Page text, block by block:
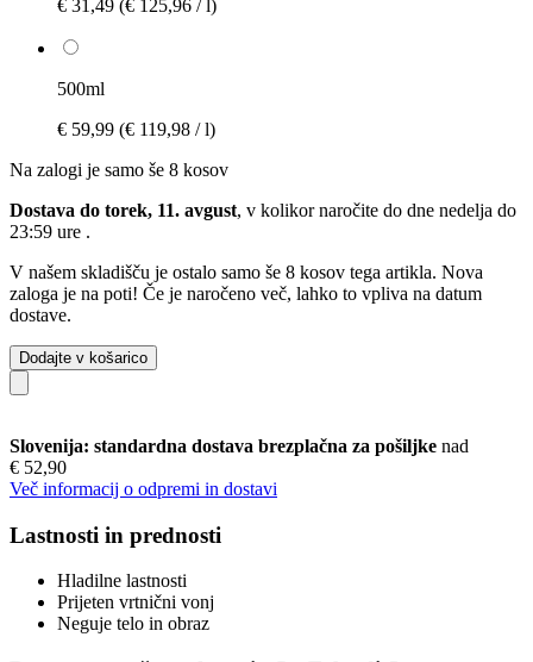
€ 31,49 (€ 125,96 / l)
500ml
€ 59,99 (€ 119,98 / l)
Na zalogi je samo še 8 kosov
Dostava do torek, 11. avgust, v kolikor naročite do dne nedelja do
23:59 ure .
V našem skladišču je ostalo samo še 8 kosov tega artikla. Nova
zaloga je na poti! Če je naročeno več, lahko to vpliva na datum
dostave.
Dodajte v košarico
Slovenija: standardna dostava brezplačna za pošiljke nad
€ 52,90
Več informacij o odpremi in dostavi
Lastnosti in prednosti
Hladilne lastnosti
Prijeten vrtnični vonj
Neguje telo in obraz